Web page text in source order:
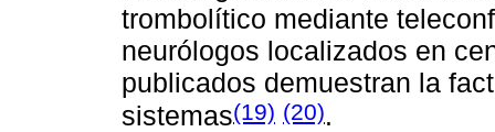
trombolítico mediante
neurólogos localizados en
publicados demuestran la
sistemas(19) (20).